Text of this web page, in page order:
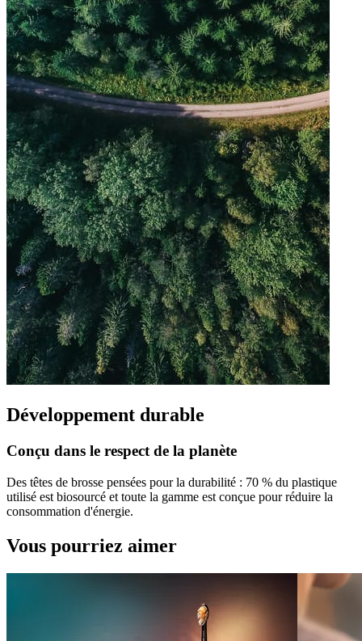
Développement durable
Conçu dans le respect de la planète
Des têtes de brosse pensées pour la durabilité : 70 % du plastique
utilisé est biosourcé et toute la gamme est conçue pour réduire la
consommation d'énergie.
Vous pourriez aimer